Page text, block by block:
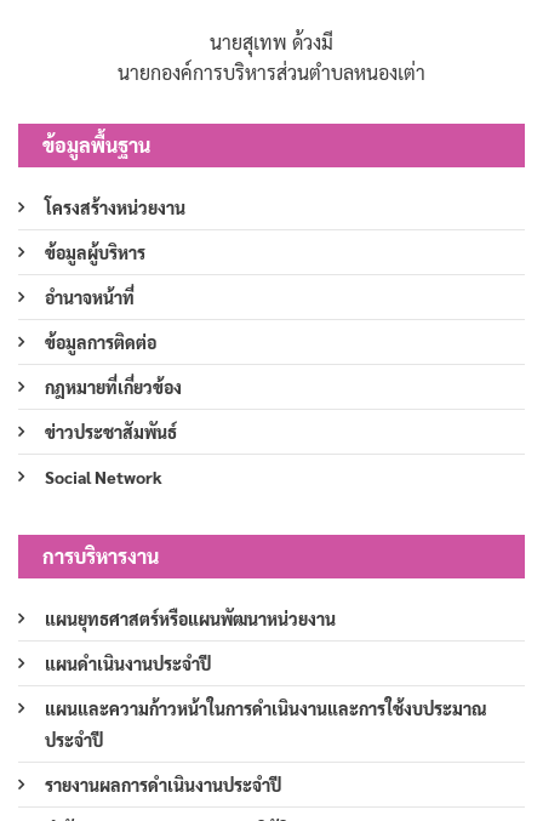
นายสุเทพ ด้วงมี
นายกองค์การบริหารส่วนตำบลหนองเต่า
ข้อมูลพื้นฐาน
โครงสร้างหน่วยงาน
ข้อมูลผู้บริหาร
อำนาจหน้าที่
ข้อมูลการติดต่อ
กฎหมายที่เกี่ยวข้อง
ข่าวประชาสัมพันธ์
Social Network
การบริหารงาน
แผนยุทธศาสตร์หรือแผนพัฒนาหน่วยงาน
แผนดำเนินงานประจำปี
แผนและความก้าวหน้าในการดำเนินงานและการใช้งบประมาณ
ประจำปี
รายงานผลการดำเนินงานประจำปี